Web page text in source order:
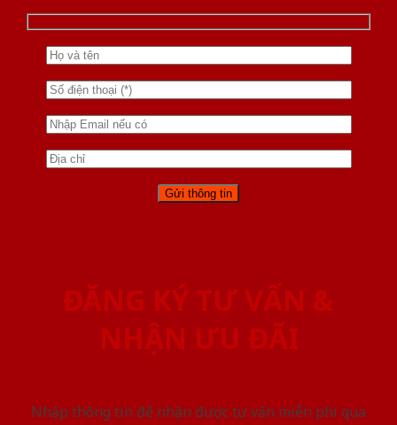
ĐĂNG KÝ TƯ VẤN &
NHẬN ƯU ĐÃI
Nhập thông tin để nhận được tư vấn miễn phí qua